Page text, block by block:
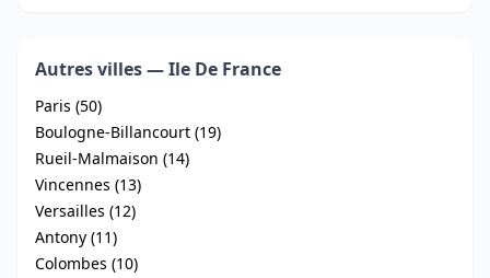
Autres villes — Ile De France
Paris (50)
Boulogne-Billancourt (19)
Rueil-Malmaison (14)
Vincennes (13)
Versailles (12)
Antony (11)
Colombes (10)